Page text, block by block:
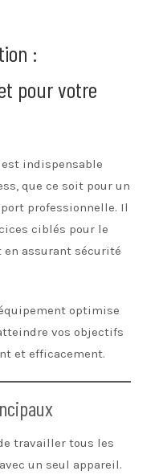
:
pour votre
est indispensable
que ce soit pour un
professionnelle. Il
ciblés pour le
en assurant sécurité
optimise
vos objectifs
et efficacement.
travailler tous les
un seul appareil.